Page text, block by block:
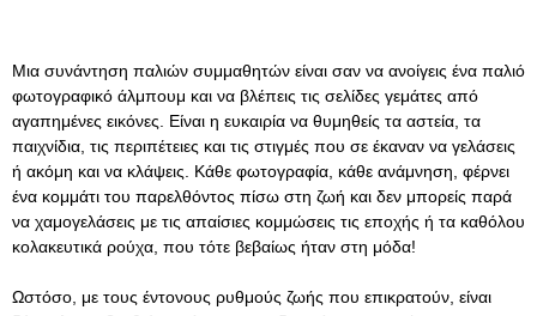
Μια συνάντηση παλιών συμμαθητών είναι σαν να ανοίγεις ένα παλιό
φωτογραφικό άλμπουμ και να βλέπεις τις σελίδες γεμάτες από
αγαπημένες εικόνες. Είναι η ευκαιρία να θυμηθείς τα αστεία, τα
παιχνίδια, τις περιπέτειες και τις στιγμές που σε έκαναν να γελάσεις
ή ακόμη και να κλάψεις. Κάθε φωτογραφία, κάθε ανάμνηση, φέρνει
ένα κομμάτι του παρελθόντος πίσω στη ζωή και δεν μπορείς παρά
να χαμογελάσεις με τις απαίσιες κομμώσεις τις εποχής ή τα καθόλου
κολακευτικά ρούχα, που τότε βεβαίως ήταν στη μόδα!
Ωστόσο, με τους έντονους ρυθμούς ζωής που επικρατούν, είναι